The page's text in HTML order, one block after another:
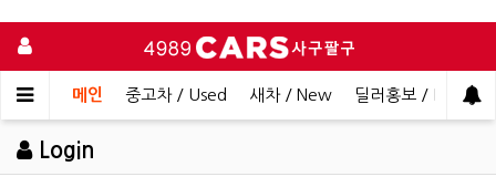
메인 중고차 / Used 새차 / New 딜러홍보 / Dealer
Login